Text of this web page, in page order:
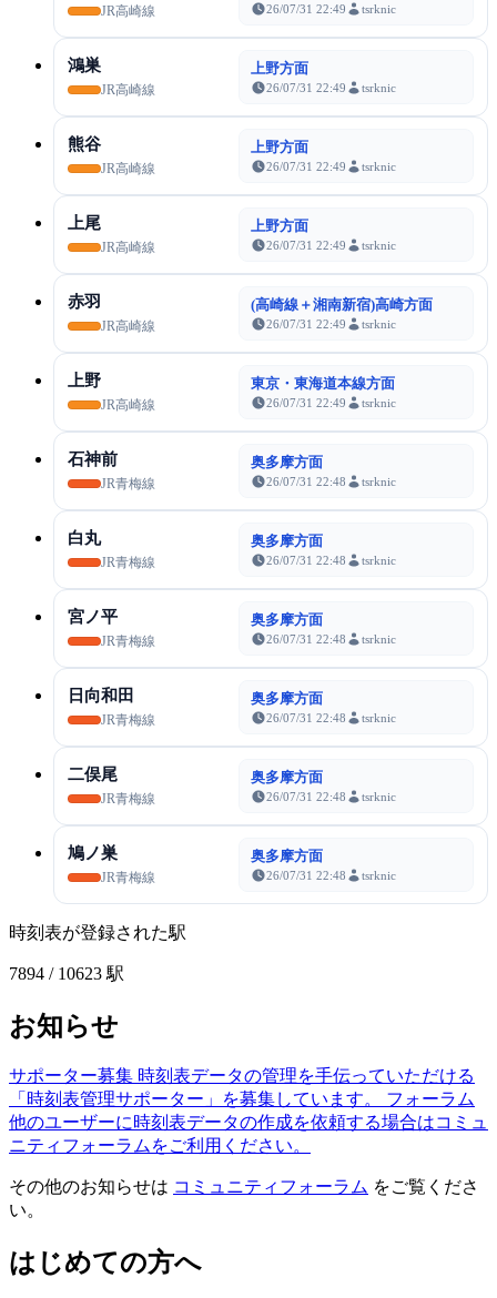
JR高崎線 26/07/31 22:49 tsrknic
鴻巣
JR高崎線
上野方面
26/07/31 22:49 tsrknic
熊谷
JR高崎線
上野方面
26/07/31 22:49 tsrknic
上尾
JR高崎線
上野方面
26/07/31 22:49 tsrknic
赤羽
JR高崎線
(高崎線＋湘南新宿)高崎方面
26/07/31 22:49 tsrknic
上野
JR高崎線
東京・東海道本線方面
26/07/31 22:49 tsrknic
石神前
JR青梅線
奥多摩方面
26/07/31 22:48 tsrknic
白丸
JR青梅線
奥多摩方面
26/07/31 22:48 tsrknic
宮ノ平
JR青梅線
奥多摩方面
26/07/31 22:48 tsrknic
日向和田
JR青梅線
奥多摩方面
26/07/31 22:48 tsrknic
二俣尾
JR青梅線
奥多摩方面
26/07/31 22:48 tsrknic
鳩ノ巣
JR青梅線
奥多摩方面
26/07/31 22:48 tsrknic
時刻表が登録された駅
7894 / 10623 駅
お知らせ
サポーター募集 時刻表データの管理を手伝っていただける
「時刻表管理サポーター」を募集しています。
フォーラム
他のユーザーに時刻表データの作成を依頼する場合はコミュ
ニティフォーラムをご利用ください。
その他のお知らせは コミュニティフォーラム をご覧くださ
い。
はじめての方へ